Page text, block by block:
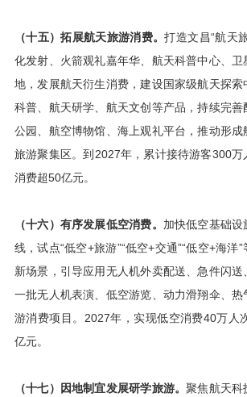
（十五）拓展航天旅游消费。打造文昌“航天
化发射、火箭观礼嘉年华、航天科普中心、
地，发展航天衍生消费，建设国家级航天探索
科普、航天研学、航天文创等产品，持续完善
公园、航空博物馆、海上观礼平台，推动形
旅游聚集区。到2027年，累计接待游客300万
消费超50亿元。
（十六）有序发展低空消费。 加快低空基础
线，试点“低空+旅游”“低空+交通”“低空+海洋”
新场景，引导应用无人机外卖配送、急件闪
一批无人机表演、低空游览、动力滑翔伞、热
游消费项目。2027年，实现低空消费40万人
亿元。
（十七）因地制宜发展研学旅游。聚焦航天科